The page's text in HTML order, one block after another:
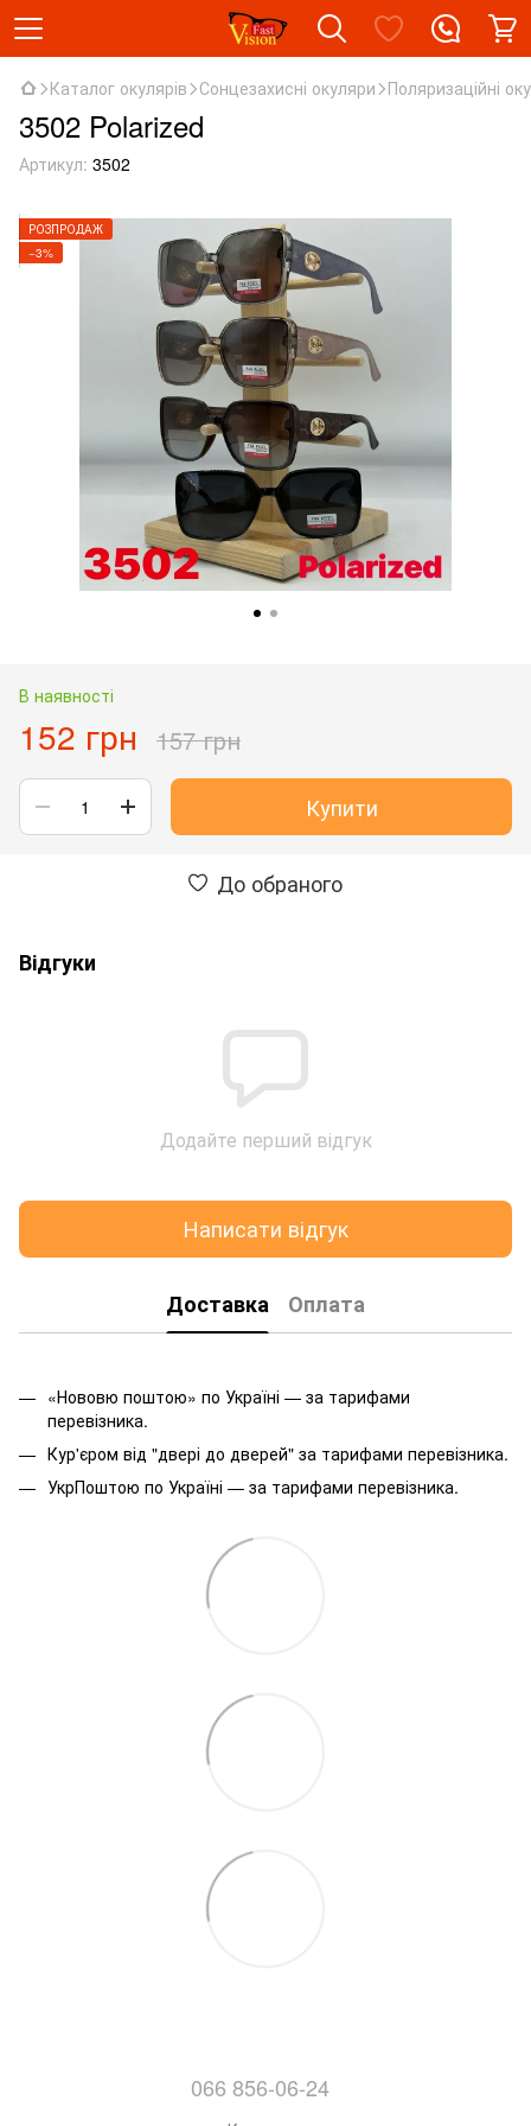
Каталог окулярів Сонцезахисні окуляри Поляризаційні
3502 Polarized
Артикул: 3502
РОЗПРОДАЖ
−3%
В наявності
152 грн 157 грн
Купити
До обраного
Відгуки
Додайте перший відгук
Написати відгук
Доставка Оплата
«Нововю поштою» по Україні — за тарифами
перевізника.
Кур'єром від "двері до дверей" за тарифами перевізника.
УкрПоштою по Україні — за тарифами перевізника.
066 856-06-24